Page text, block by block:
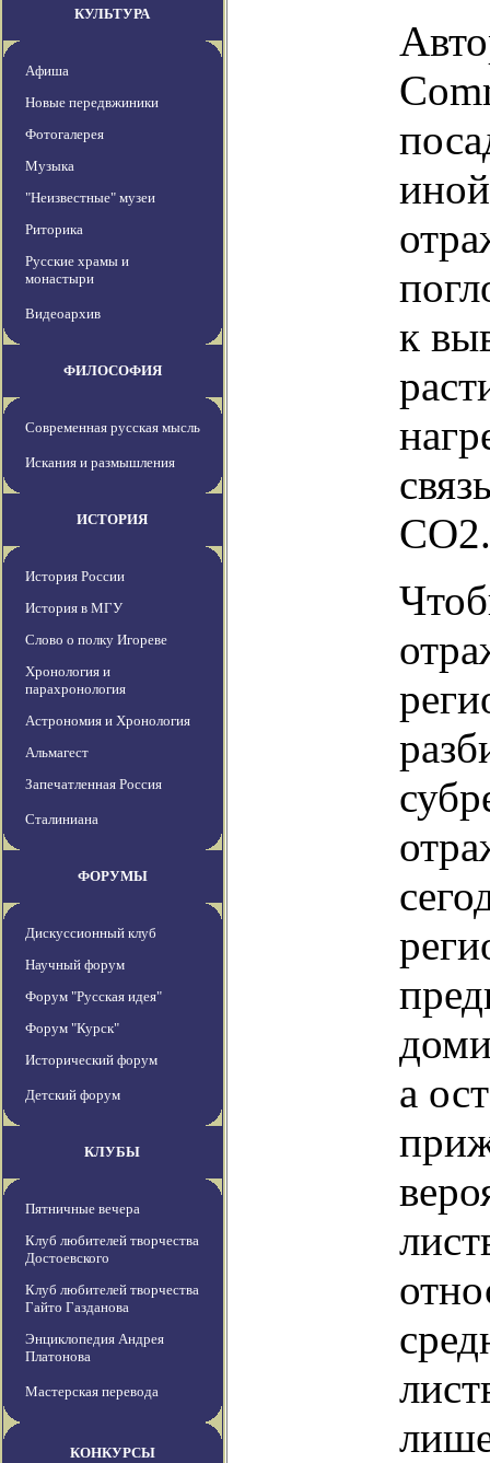
КУЛЬТУРА
Афиша
Новые передвжиники
Фотогалерея
Музыка
"Неизвестные" музеи
Риторика
Русские храмы и
монастыри
Видеоархив
ФИЛОСОФИЯ
Современная русская мысль
Искания и размышления
ИСТОРИЯ
История России
История в МГУ
Слово о полку Игореве
Хронология и
парахронология
Астрономия и Хронология
Альмагест
Запечатленная Россия
Сталиниана
ФОРУМЫ
Дискуссионный клуб
Научный форум
Форум "Русская идея"
Форум "Курск"
Исторический форум
Детский форум
КЛУБЫ
Пятничные вечера
Клуб любителей творчества
Достоевского
Клуб любителей творчества
Гайто Газданова
Энциклопедия Андрея
Платонова
Мастерская перевода
КОНКУРСЫ
к
СО2.
а